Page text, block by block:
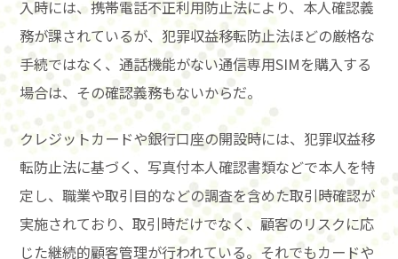
入時には、携帯電話不正利用防止法により、本人確認義
務が課されているが、犯罪収益移転防止法ほどの厳格な
手続ではなく、通話機能がない通信専用SIMを購入する
場合は、その確認義務もないからだ。
クレジットカードや銀行口座の開設時には、犯罪収益移
転防止法に基づく、写真付本人確認書類などで本人を特
定し、職業や取引目的などの調査を含めた取引時確認が
実施されており、取引時だけでなく、顧客のリスクに応
じた継続的顧客管理が行われている。それでもカードや